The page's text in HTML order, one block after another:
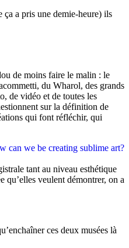
ça a pris une demie-heure) ils
de moins faire le malin : le
du Wharol, des grands
de vidéo et de toutes les
sur la définition de
qui font réfléchir, qui
tant au niveau esthétique
qu’elles veulent démontrer, on a
ces deux musées là